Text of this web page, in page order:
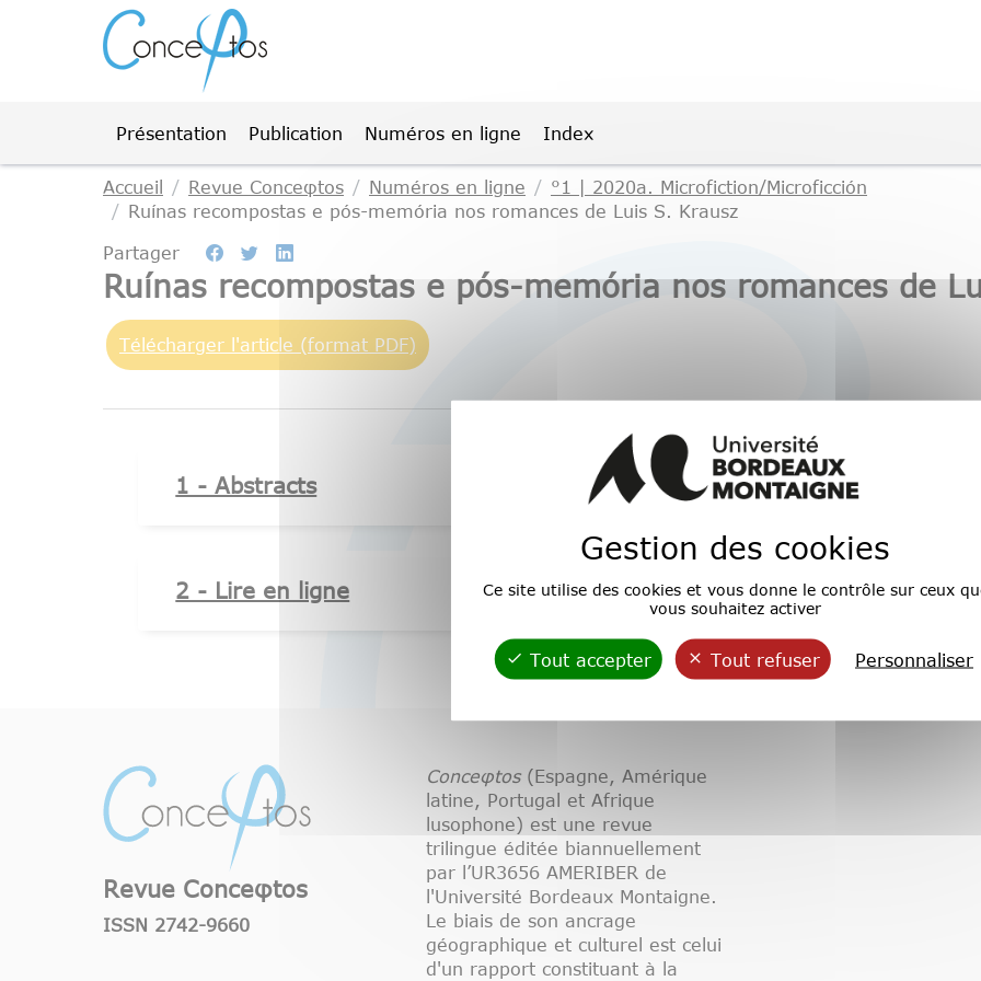
Présentation Publication Numéros en ligne Index
Accueil Revue Conceφtos Numéros en ligne
°1 | 2020a. Microfiction/Microficción
Ruínas recompostas e pós-memória nos romances de Luis S. Krausz
Partager
Ruínas recompostas e pós-memória nos romances de
Télécharger l'article (format PDF)
1 - Abstracts
2 - Lire en ligne
Revue Conceφtos
ISSN 2742-9660
Conceφtos(Espagne, Amérique
latine, Portugal et Afrique
lusophone) est une revue
trilingue éditée biannuellement
par l’UR3656 AMERIBER de
l'Université Bordeaux Montaigne.
Le biais de son ancrage
géographique et culturel est celui
d'un rapport constituant à la
Gestion des cookies
Gestion des cookies
Ce site utilise des cookies et vous donne le contrôle sur ceux
vous souhaitez activer
Tout accepter Tout refuser Personnaliser